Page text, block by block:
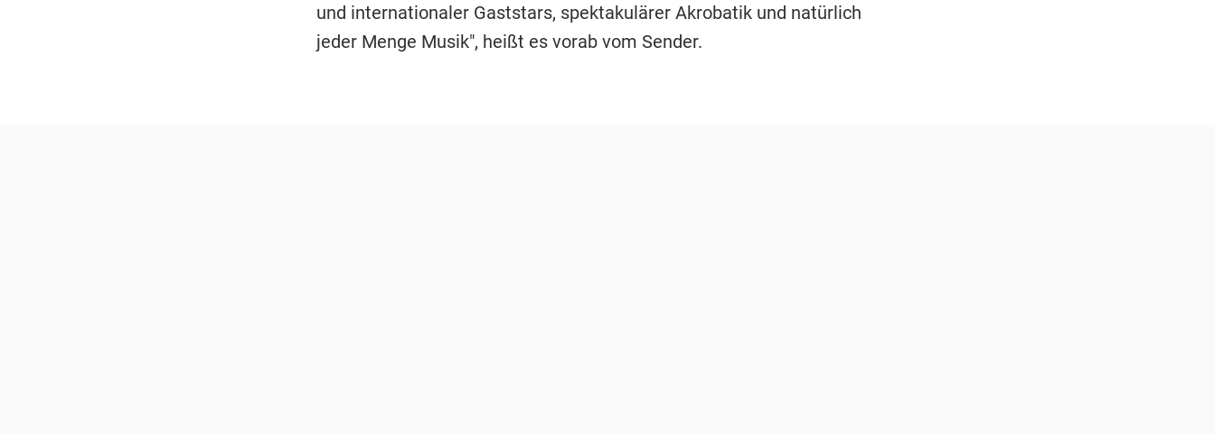
und internationaler Gaststars, spektakulärer Akrobatik und natürlich
jeder Menge Musik", heißt es vorab vom Sender.